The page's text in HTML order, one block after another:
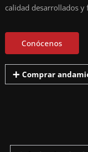
calidad desarrollados y
Conócenos
Comprar